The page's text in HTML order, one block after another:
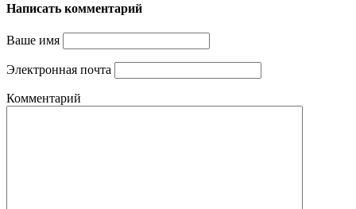
Написать комментарий
Ваше имя
Электронная почта
Комментарий